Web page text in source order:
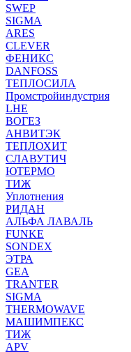
SWEP
SIGMA
ARES
CLEVER
ФЕНИКС
DANFOSS
ТЕПЛОСИЛА
Промстройиндустрия
LHE
ВОГЕЗ
АНВИТЭК
ТЕПЛОХИТ
СЛАВУТИЧ
ЮТЕРМО
ТИЖ
Уплотнения
РИДАН
АЛЬФА ЛАВАЛЬ
FUNKE
SONDEX
ЭТРА
GEA
TRANTER
SIGMA
THERMOWAVE
МАШИМПЕКС
ТИЖ
APV